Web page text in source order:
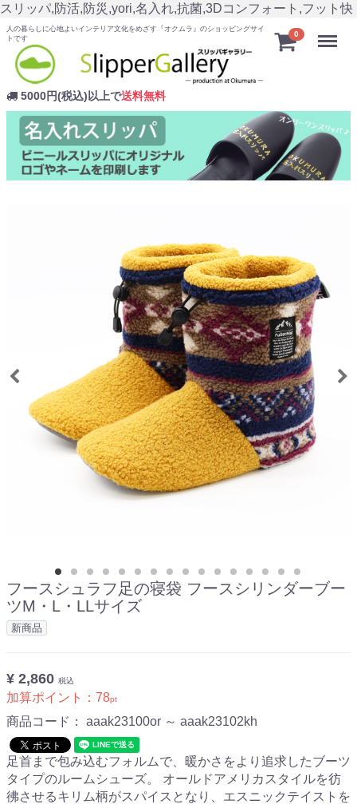
スリッパ,防活,防災,yori,名入れ,抗菌,3Dコンフォート,フット快
人の暮らしに心地よいインテリア文化をめざす『オクムラ』のショッピングサイ
トです
5000円(税込)以上で送料無料
0 Menu
フースシュラフ足の寝袋 フースシリンダーブー
ツM・L・LLサイズ
新商品
¥ 2,860 税込
加算ポイント： 78pt
商品コード： aaak23100or ～ aaak23102kh
足首まで包み込むフォルムで、暖かさをより追求したブーツ
タイプのルームシューズ。 オールドアメリカスタイルを彷
彿させるキリム柄がスパイスとなり、エスニックテイストを